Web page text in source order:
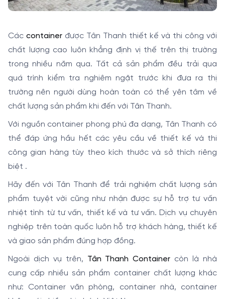
Các container được Tân Thanh thiết kế và thi công với
chất lượng cao luôn khẳng định vị thế trên thị trường
trong nhiều năm qua. Tất cả sản phẩm đều trải qua
quá trình kiểm tra nghiêm ngặt trước khi đưa ra thị
trường nên người dùng hoàn toàn có thể yên tâm về
chất lượng sản phẩm khi đến với Tân Thanh.
Với nguồn container phong phú đa dạng, Tân Thanh có
thể đáp ứng hầu hết các yêu cầu về thiết kế và thi
công gian hàng tùy theo kích thước và sở thích riêng
biệt .
Hãy đến với Tân Thanh để trải nghiệm chất lượng sản
phẩm tuyệt vời cũng như nhận được sự hỗ trợ tư vấn
nhiệt tình từ tư vấn, thiết kế và tư vấn. Dịch vụ chuyên
nghiệp trên toàn quốc luôn hỗ trợ khách hàng, thiết kế
và giao sản phẩm đúng hợp đồng.
Ngoài dịch vụ trên, Tân Thanh Container còn là nhà
cung cấp nhiều sản phẩm container chất lượng khác
như: Container văn phòng, container nhà, container